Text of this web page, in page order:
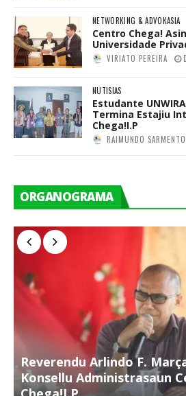
NETWORKING & ADVOKASIA
Centro Chega!
Universidade
VIRIATO PEREIRA
NUTISIAS
Estudante
Termina Estajiu
Chega!I.P
RAIMUNDO
ORGANOGRAMA
Reverendu Arlindo F.
Konsellu Administrasaun